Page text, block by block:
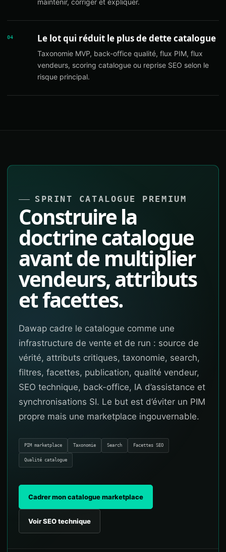
maintenir, corriger et expliquer.
04 Le lot qui réduit le plus de dette catalogue
Taxonomie MVP, back-office qualité, flux PIM, flux
vendeurs, scoring catalogue ou reprise SEO selon le
risque principal.
SPRINT CATALOGUE PREMIUM
Construire la
doctrine catalogue
avant de multiplier
vendeurs, attributs
et facettes.
Dawap cadre le catalogue comme une
infrastructure de vente et de run : source de
vérité, attributs critiques, taxonomie, search,
filtres, facettes, publication, qualité vendeur,
SEO technique, back-office, IA d’assistance et
synchronisations SI. Le but est d’éviter un PIM
propre mais une marketplace ingouvernable.
PIM marketplace Taxonomie Search Facettes SEO
Qualité catalogue
Cadrer mon catalogue marketplace
Voir SEO technique